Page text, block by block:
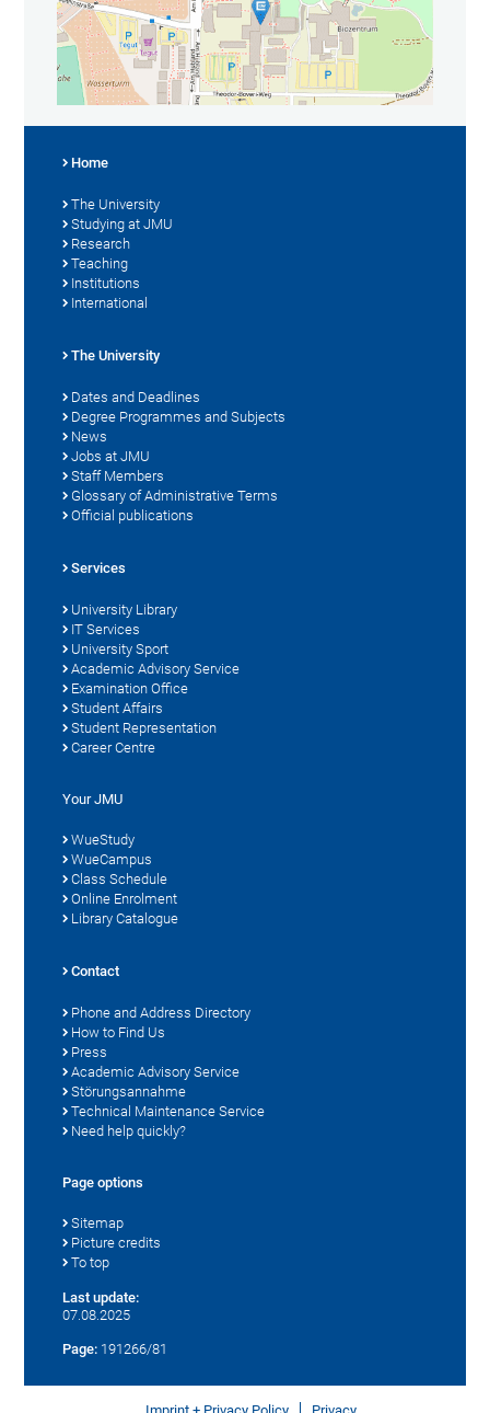
Home
The University
Studying at JMU
Research
Teaching
Institutions
International
The University
Dates and Deadlines
Degree Programmes and Subjects
News
Jobs at JMU
Staff Members
Glossary of Administrative Terms
Official publications
Services
University Library
IT Services
University Sport
Academic Advisory Service
Examination Office
Student Affairs
Student Representation
Career Centre
Your JMU
WueStudy
WueCampus
Class Schedule
Online Enrolment
Library Catalogue
Contact
Phone and Address Directory
How to Find Us
Press
Academic Advisory Service
Störungsannahme
Technical Maintenance Service
Need help quickly?
Page options
Sitemap
Picture credits
To top
Last update:
07.08.2025
Page: 191266/81